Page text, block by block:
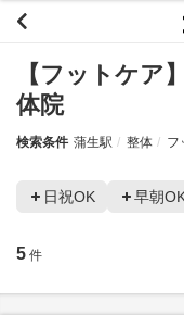
【フットケア
体院
検索条件 蒲生駅 整体 フ
日祝OK 早朝
5 件